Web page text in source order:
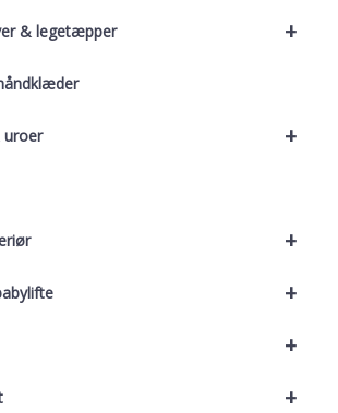
+
& legetæpper
+
uroer
+
+
+
+